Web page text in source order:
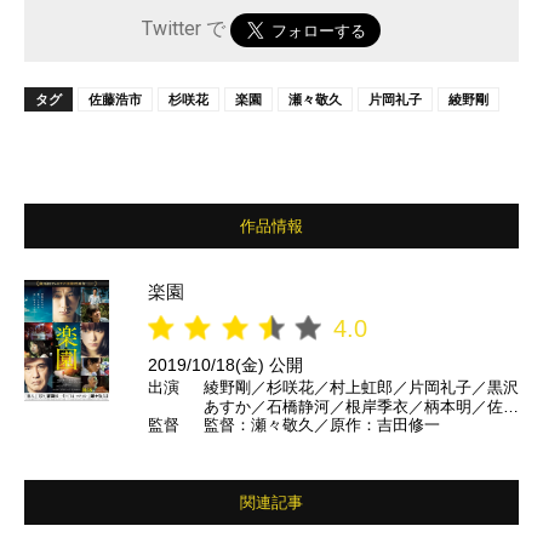
Twitter で
タグ 佐藤浩市 杉咲花 楽園 瀬々敬久 片岡礼子 綾野剛
作品情報
楽園
4.0
2019/10/18(金) 公開
出演
綾野剛／杉咲花／村上虹郎／片岡礼子／黒沢
あすか／石橋静河／根岸季衣／柄本明／佐藤
浩市 ほか
監督 監督：瀬々敬久／原作：吉田修一
関連記事